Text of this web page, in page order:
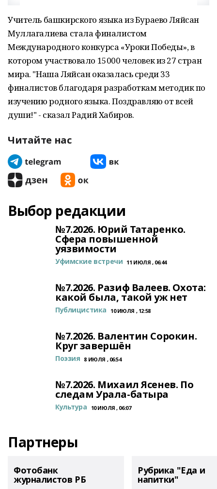
Учитель башкирского языка из Бураево Ляйсан
Муллагалиева стала финалистом
Международного конкурса «Уроки Победы», в
котором участвовало 15000 человек из 27 стран
мира. "Наша Ляйсан оказалась среди 33
финалистов благодаря разработкам методик по
изучению родного языка. Поздравляю от всей
души!" - сказал Радий Хабиров.
Читайте нас
Выбор редакции
№7.2026. Юрий Татаренко.
Сфера повышенной
уязвимости
Уфимские встречи 11 ИЮЛЯ , 06:44
№7.2026. Разиф Валеев. Охота:
какой была, такой уж нет
Публицистика 10 ИЮЛЯ , 12:58
№7.2026. Валентин Сорокин.
Круг завершён
Поэзия 8 ИЮЛЯ , 06:54
№7.2026. Михаил Ясенев. По
следам Урала-батыра
Культура 10 ИЮЛЯ , 06:07
Партнеры
Фотобанк
журналистов РБ
Рубрика "Еда и
напитки"